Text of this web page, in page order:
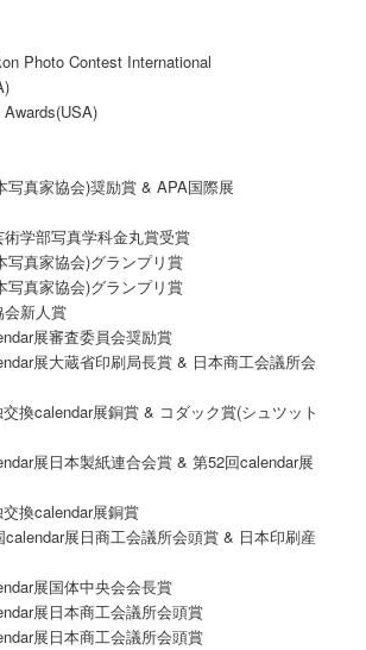
Photo Contest International
写真家協会)奨励賞 & APA国際展
学部写真学科金丸賞受賞
写真家協会)グランプリ賞
写真家協会)グランプリ賞
会新人賞
展審査委員会奨励賞
展大蔵省印刷局長賞 & 日本商工会議所会
展銅賞 & コダック賞(シュツット
展日本製紙連合会賞 & 第52回calendar展
calendar展銅賞
展日商工会議所会頭賞 & 日本印刷産
展国体中央会会長賞
展日本商工会議所会頭賞
展日本商工会議所会頭賞